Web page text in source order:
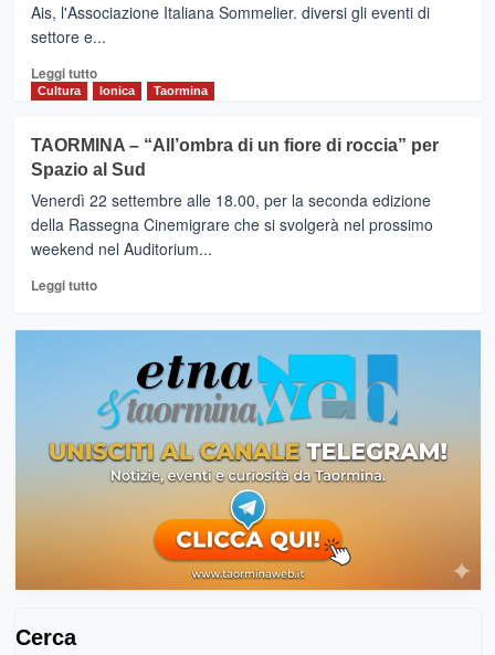
anni
il
Congresso
Nazionale
Sommelier
torna
in
Ais, l'Associazione Italiana Sommelier. diversi gli eventi di
settore e...
Leggi tuttoLeggi
di
TAORMINA
–
Associazione
Sommelier,
sabato
il
Cultura Ionica Taormina
TAORMINA – “All’ombra di un fiore di roccia” per
Spazio al Sud
Venerdì 22 settembre alle 18.00, per la seconda edizione
della Rassegna Cinemigrare che si svolgerà nel prossimo
weekend nel Auditorium...
Leggi tuttoLeggi
TAORMINA
“All’ombra
di
un
fiore
Sud
Cerca